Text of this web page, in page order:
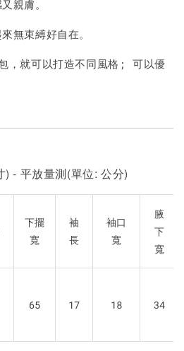
親膚。
無束縛好自在。
，就可以打造不同風格; 可以優
) - 平放量測(單位: 公分)
下擺
寬
袖
長
袖口
寬
腋
下
寬
65 17 18 34